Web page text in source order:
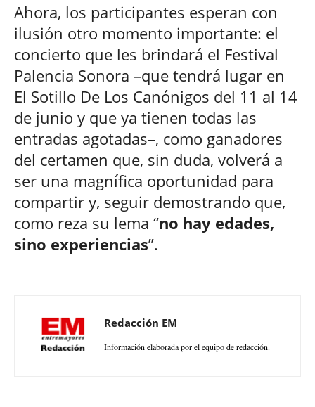
Ahora, los participantes esperan con
ilusión otro momento importante: el
concierto que les brindará el Festival
Palencia Sonora –que tendrá lugar en
El Sotillo De Los Canónigos del 11 al 14
de junio y que ya tienen todas las
entradas agotadas–, como ganadores
del certamen que, sin duda, volverá a
ser una magnífica oportunidad para
compartir y, seguir demostrando que,
como reza su lema “no hay edades,
sino experiencias”.
Redacción EM
Información elaborada por el equipo de redacción.